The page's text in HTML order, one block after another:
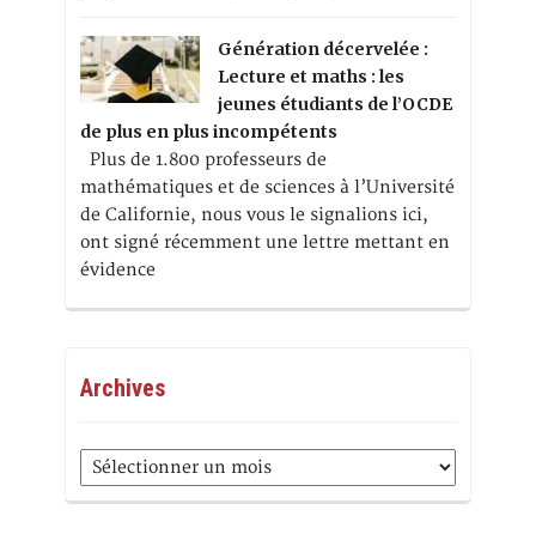
Génération décervelée :
Lecture et maths : les
jeunes étudiants de l’OCDE
de plus en plus incompétents
Plus de 1.800 professeurs de
mathématiques et de sciences à l’Université
de Californie, nous vous le signalions ici,
ont signé récemment une lettre mettant en
évidence
Archives
Archives